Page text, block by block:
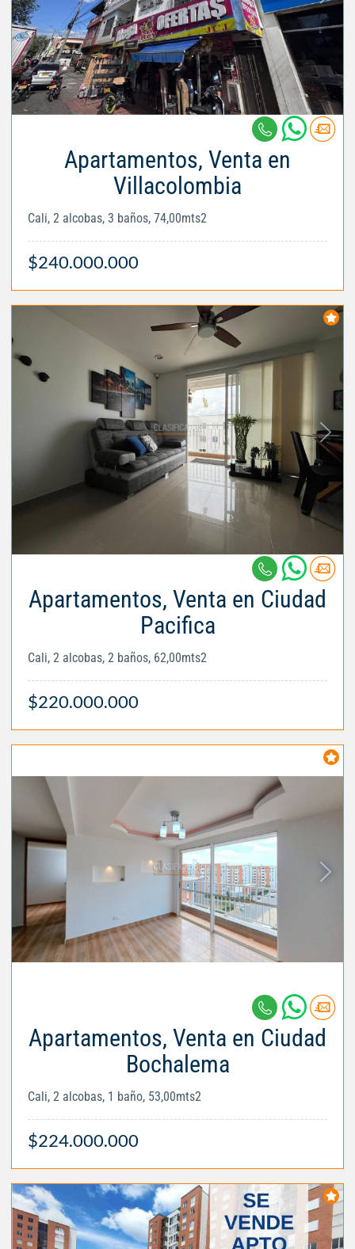
Apartamentos, Venta en
Villacolombia
Cali, 2 alcobas, 3 baños, 74,00mts2
$240.000.000
Apartamentos, Venta en Ciudad
Pacifica
Cali, 2 alcobas, 2 baños, 62,00mts2
$220.000.000
Apartamentos, Venta en Ciudad
Bochalema
Cali, 2 alcobas, 1 baño, 53,00mts2
$224.000.000